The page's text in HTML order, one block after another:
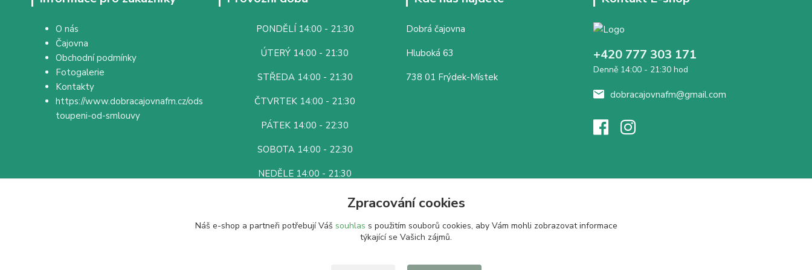
O nás
Čajovna
Obchodní podmínky
Fotogalerie
Kontakty
https://www.dobracajovnafm.cz/ods
toupeni-od-smlouvy
PONDĚLÍ 14:00 - 21:30
ÚTERÝ 14:00 - 21:30
STŘEDA 14:00 - 21:30
ČTVRTEK 14:00 - 21:30
PÁTEK 14:00 - 22:30
SOBOTA 14:00 - 22:30
NEDĚLE 14:00 - 21:30
Dobrá čajovna
Hluboká 63
738 01 Frýdek-Místek
+420 777 303 171
Denně 14:00 - 21:30 hod
dobracajovnafm@gmail.com
Zpracování cookies
Náš e-shop a partneři potřebují Váš souhlas s použitím souborů cookies, aby Vám mohli zobrazovat informace
týkající se Vašich zájmů.